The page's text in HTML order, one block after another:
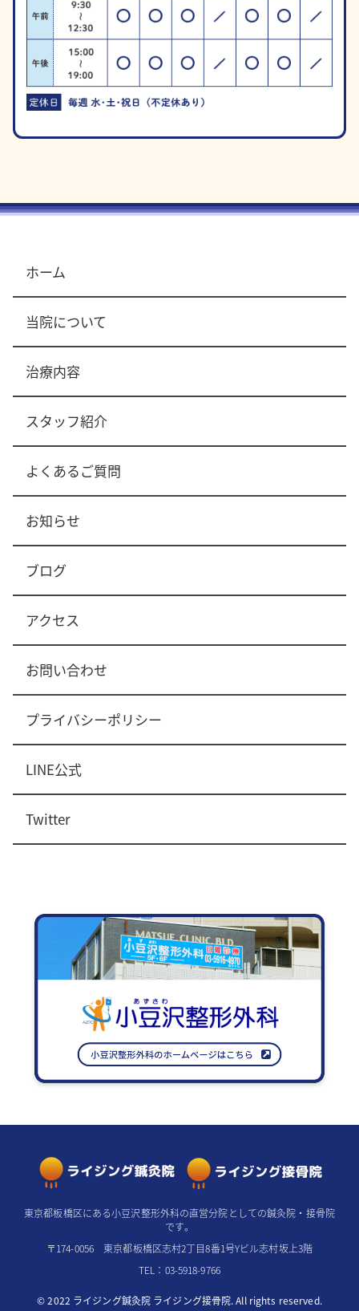
ホーム
当院について
治療内容
スタッフ紹介
よくあるご質問
お知らせ
ブログ
アクセス
お問い合わせ
プライバシーポリシー
LINE公式
Twitter
東京都板橋区にある小豆沢整形外科の直営分院としての鍼灸院・接骨院
です。
〒174-0056 東京都板橋区志村2丁目8番1号Yビル志村坂上3階
TEL：03-5918-9766
© 2022 ライジング鍼灸院 ライジング接骨院. All rights reserved.